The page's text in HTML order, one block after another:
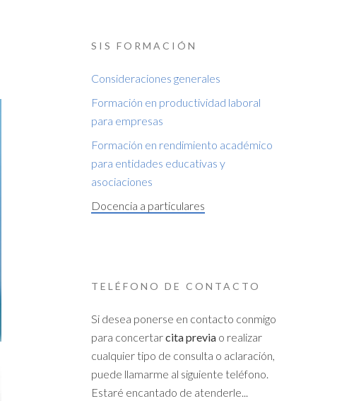
SIS FORMACIÓN
Consideraciones generales
Formación en productividad laboral
para empresas
Formación en rendimiento académico
para entidades educativas y
asociaciones
Docencia a particulares
TELÉFONO DE CONTACTO
Si desea ponerse en contacto conmigo
para concertarcita previa o realizar
cualquier tipo de consulta o aclaración,
puede llamarme al siguiente teléfono.
Estaré encantado de atenderle...